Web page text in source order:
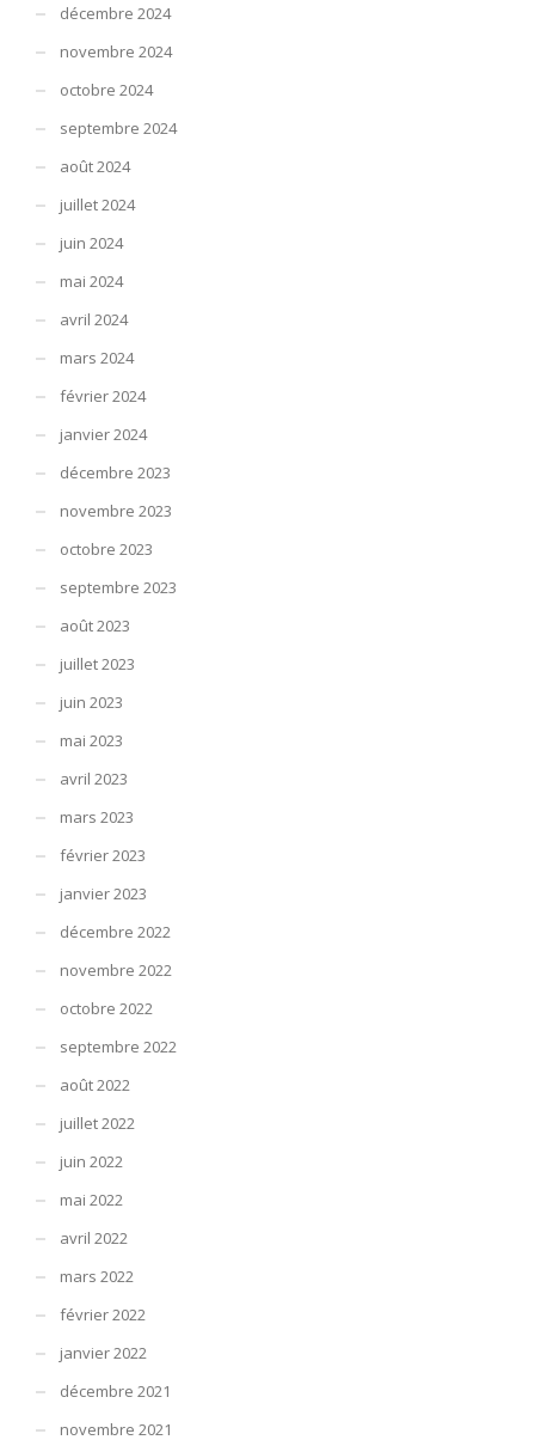
décembre 2024
novembre 2024
octobre 2024
septembre 2024
août 2024
juillet 2024
juin 2024
mai 2024
avril 2024
mars 2024
février 2024
janvier 2024
décembre 2023
novembre 2023
octobre 2023
septembre 2023
août 2023
juillet 2023
juin 2023
mai 2023
avril 2023
mars 2023
février 2023
janvier 2023
décembre 2022
novembre 2022
octobre 2022
septembre 2022
août 2022
juillet 2022
juin 2022
mai 2022
avril 2022
mars 2022
février 2022
janvier 2022
décembre 2021
novembre 2021